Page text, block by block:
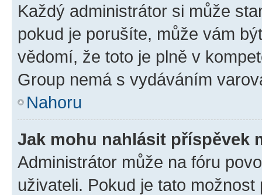
Každý administrátor si může
pokud je porušíte, může vám
vědomí, že toto je plně v
Group nemá s vydáváním
Nahoru
Jak mohu nahlásit příspěvek
Administrátor může na fóru
uživateli. Pokud je tato